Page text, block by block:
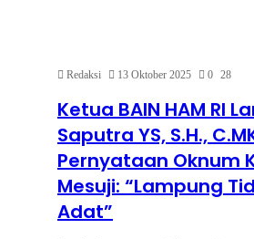
Redaksi 13 Oktober 2025 0 28
Ketua BAIN HAM RI
Saputra YS, S.H.,
Pernyataan Oknum
Mesuji: “Lampung
Adat”